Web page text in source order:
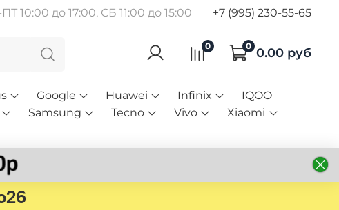
10:00 до 17:00, СБ 11:00 до 15:00 +7 (995) 230-55-65
0 0 0.00 руб
Google Huawei Infinix
IQOO
Samsung Tecno Vivo
Xiaomi